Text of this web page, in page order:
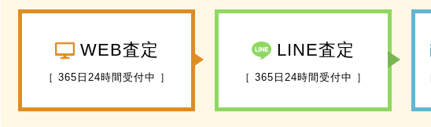
WEB査定
［ 365日24時間受付中 ］
LINE査定
［ 365日24時間受付中 ］